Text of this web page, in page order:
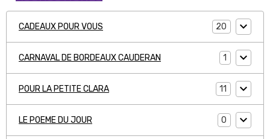
CADEAUX POUR VOUS 20
CARNAVAL DE BORDEAUX CAUDERAN 1
POUR LA PETITE CLARA 11
LE POEME DU JOUR 0